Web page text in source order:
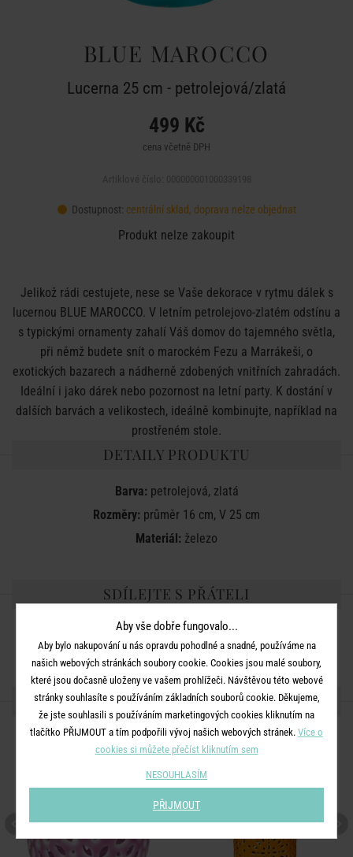
BLUE MAROCCO
Lucerna 25 cm - petrolejová/zlatá
499 Kč
cena včetně DPH
Dostupnost: centrální sklad, doprava nelze objednat
Produkt nelze zakoupit
Jelikož rádi cestujete, nese se Vaše dekorace v rytmu dálek s
lucernou BLUE MAROCCO. V letním petrolejovo-zlatém odstínu a
s typickými ornamenty zahalí Váš domov do tajemného světla,
při němž budete snít o marockém Fezu a Marrákeši, o
exotických bazarech a nádherně zdobených vnitřních zahradách.
Ideální i jako dárek nebo pozornost na letní party. K dostání v
dalších barvách a velikostech, ideálně kombinujte, například na
prostřeném stole.
DETAILY PRODUKTU
Barva:petrolejová, zlatá
Rozměry: průměr 16 cm, V 25 cm
Materiál: železo
SDÍLEJTE S PŘÁTELI
DALŠÍ PRODUKTY ZE SÉRIE
-30
Aby vše dobře fungovalo...
Aby bylo nakupování u nás opravdu pohodlné a snadné, používáme na
našich webových stránkách soubory cookie. Cookies jsou malé soubory,
které jsou dočasně uloženy ve vašem prohlížeči. Návštěvou této webové
stránky souhlasíte s používáním základních souborů cookie. Děkujeme,
že jste souhlasili s používáním marketingových cookies kliknutím na
tlačítko PŘIJMOUT a tím podpořili vývoj našich webových stránek. Více o
cookies si můžete přečíst kliknutím sem
NESOUHLASÍM
PŘIJMOUT